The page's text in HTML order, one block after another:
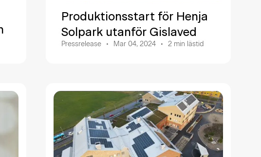
Produktionsstart för Henja
Solpark utanför Gislaved
Pressrelease Mar 04, 2024 2 min lästid